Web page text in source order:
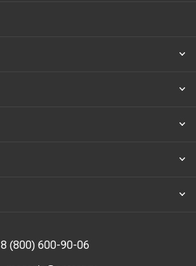
8 (800) 600-90-06